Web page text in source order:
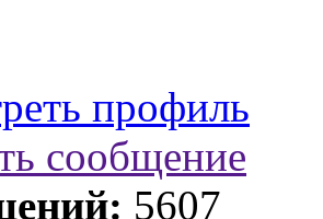
профиль
сообщение
5607